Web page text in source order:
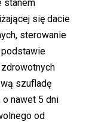
stanem
się dacie
sterowanie
podstawie
szufladę
nawet 5 dni
od